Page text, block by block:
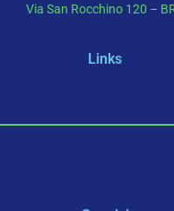
Via San Rocchino 120 –
Links